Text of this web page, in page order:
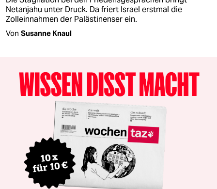
Netanjahu unter Druck. Da friert Israel erstmal die
Zolleinnahmen der Palästinenser ein.
Von Susanne Knaul